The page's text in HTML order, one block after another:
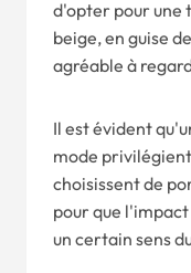
d'opter pour une
beige, en guise
agréable à
Il est évident
mode
choisissent de
pour que
un certain sens